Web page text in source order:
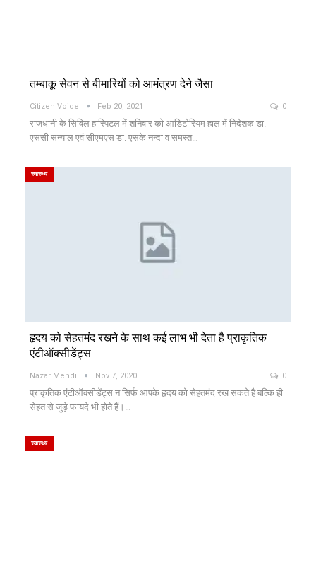
तम्बाकू सेवन से बीमारियों को आमंत्रण देने जैसा
Citizen Voice Feb 20, 2021 0
राजधानी के सिविल हास्पिटल में शनिवार को आडिटोरियम हाल में निदेशक डा.
एससी सन्याल एवं सीएमएस डा. एसके नन्दा व समस्त…
स्वास्थ्य
हृदय को सेहतमंद रखने के साथ कई लाभ भी देता है प्राकृतिक
एंटीऑक्सीडेंट्स
Nazar Mehdi Nov 7, 2020 0
प्राकृतिक एंटीऑक्सीडेंट्स न सिर्फ आपके हृदय को सेहतमंद रख सकते है बल्कि ही
सेहत से जुड़े फायदे भी होते हैं।…
स्वास्थ्य